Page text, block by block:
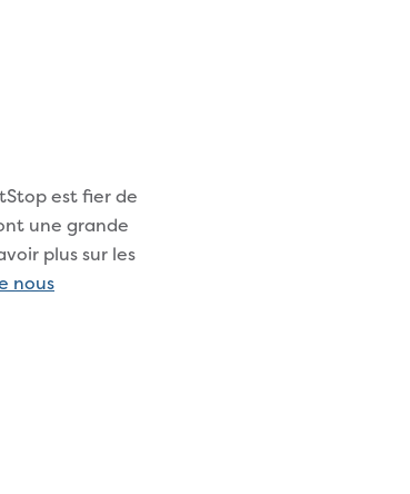
est fier de
une grande
plus sur les
nous